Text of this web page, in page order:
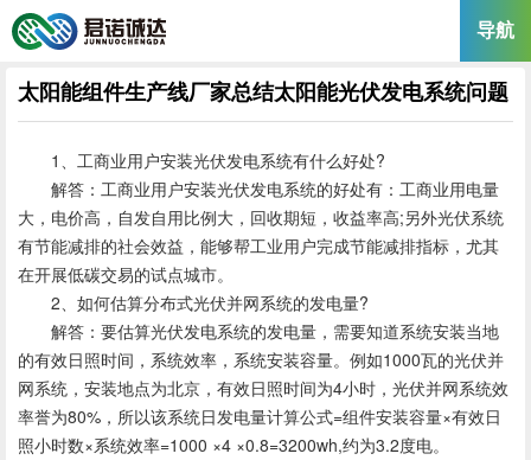
导航
太阳能组件生产线厂家总结太阳能光伏发电系统问题
1、工商业用户安装光伏发电系统有什么好处?
解答：工商业用户安装光伏发电系统的好处有：工商业用电量
大，电价高，自发自用比例大，回收期短，收益率高;另外光伏系统
有节能减排的社会效益，能够帮工业用户完成节能减排指标，尤其
在开展低碳交易的试点城市。
2、如何估算分布式光伏并网系统的发电量?
解答：要估算光伏发电系统的发电量，需要知道系统安装当地
的有效日照时间，系统效率，系统安装容量。例如1000瓦的光伏并
网系统，安装地点为北京，有效日照时间为4小时，光伏并网系统效
率誉为80%，所以该系统日发电量计算公式=组件安装容量×有效日
照小时数×系统效率=1000 ×4 ×0.8=3200wh,约为3.2度电。